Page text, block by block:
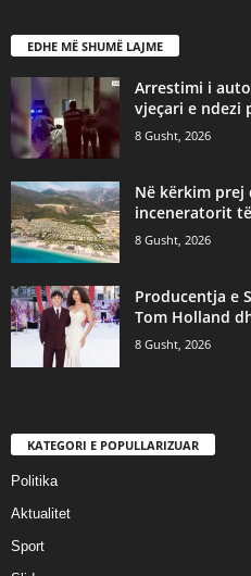
EDHE MË SHUMË LAJME
Arrestimi i
vjeçari e ndezi
8 Gusht, 2026
Në kërkim prej
inceneratorit
8 Gusht, 2026
Producentja e
Tom Holland
8 Gusht, 2026
KATEGORI E POPULLARIZUAR
Politika
Aktualitet
Sport